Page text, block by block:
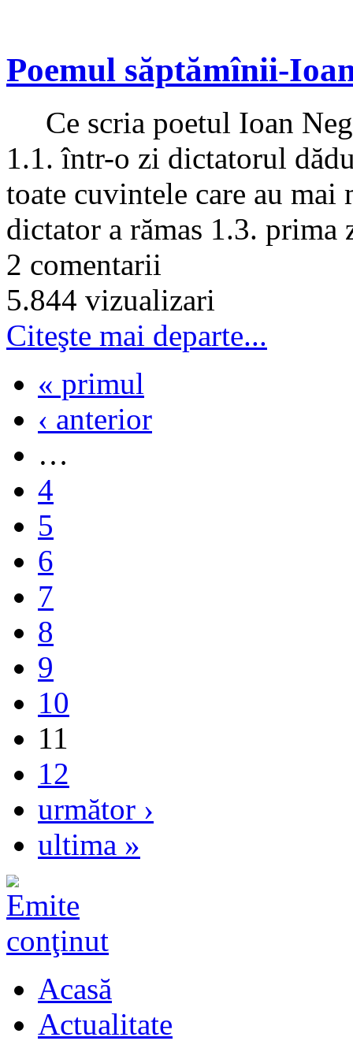
Poemul săptămînii-
Ce scria poetul Ioan
1.1. într-o zi dictatorul
toate cuvintele care au
dictator a rămas 1.3.
2 comentarii
5.844 vizualizari
Citeşte mai departe...
« primul
‹ anterior
…
4
5
6
7
8
9
10
11
12
următor ›
ultima »
Acasă
Actualitate